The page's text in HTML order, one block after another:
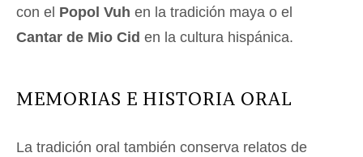
con el Popol Vuh en la tradición maya o el
Cantar de Mio Cid en la cultura hispánica.
MEMORIAS E HISTORIA ORAL
La tradición oral también conserva relatos de